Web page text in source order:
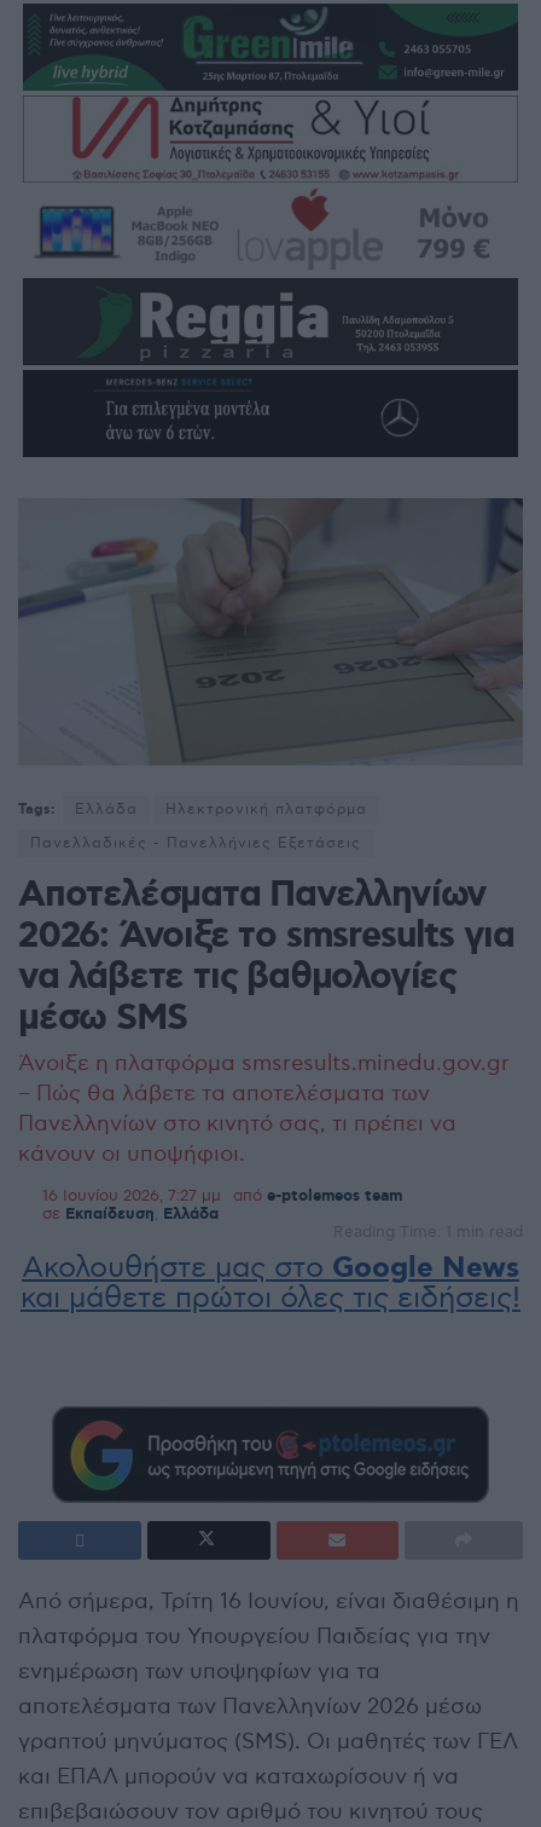
Tags: Ελλάδα
Ηλεκτρονική πλατφόρμα
Πανελλαδικές - Πανελλήνιες Εξετάσεις
Αποτελέσματα Πανελληνίων
2026: Άνοιξε το smsresults για
να λάβετε τις βαθμολογίες
μέσω SMS
Άνοιξε η πλατφόρμα smsresults.minedu.gov.gr
– Πώς θα λάβετε τα αποτελέσματα των
Πανελληνίων στο κινητό σας, τι πρέπει να
κάνουν οι υποψήφιοι.
16 Ιουνίου 2026, 7:27 μμ από e-ptolemeos team
σε Εκπαίδευση Ελλάδα
Reading Time: 1 min read
Ακολουθήστε μας στο Google News
και μάθετε πρώτοι όλες τις ειδήσεις!
Από σήμερα, Τρίτη 16 Ιουνίου, είναι διαθέσιμη η
πλατφόρμα του Υπουργείου Παιδείας για την
ενημέρωση των υποψηφίων για τα
αποτελέσματα των Πανελληνίων 2026 μέσω
γραπτού μηνύματος (SMS). Οι μαθητές των ΓΕΛ
και ΕΠΑΛ μπορούν να καταχωρίσουν ή να
επιβεβαιώσουν τον αριθμό του κινητού τους